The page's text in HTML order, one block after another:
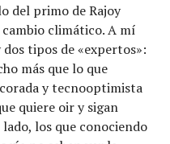
del primo de Rajoy
climático. A mí
tipos de «expertos»:
más que lo que
y tecnooptimista
quiere oir y sigan
los que conociendo